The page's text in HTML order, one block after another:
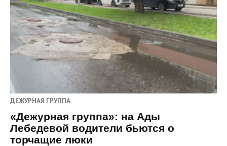
ДЕЖУРНАЯ ГРУППА
«Дежурная группа»: на Ады
Лебедевой водители бьются о
торчащие люки